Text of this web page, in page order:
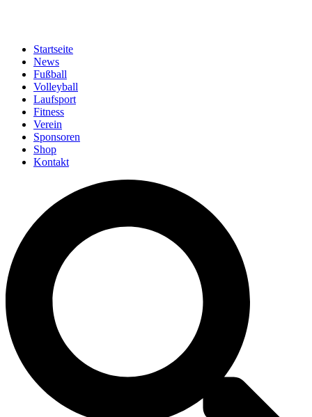
Startseite
News
Fußball
Volleyball
Laufsport
Fitness
Verein
Sponsoren
Shop
Kontakt